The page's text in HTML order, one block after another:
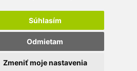
Súhlasím
Odmietam
Zmeniť moje nastavenia